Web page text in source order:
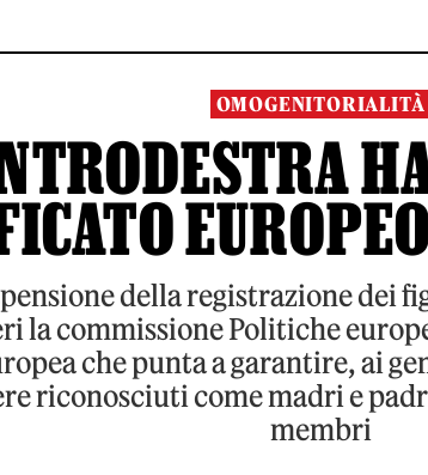
OMOGENITORIALITÀ
della registrazione dei
la commissione Politiche
che punta a garantire, ai
riconosciuti come madri e
membri